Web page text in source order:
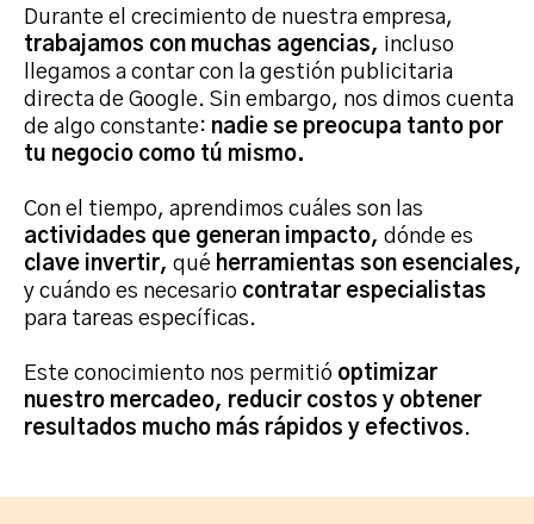
Durante el crecimiento de nuestra empresa,
trabajamos con muchas agencias, incluso
llegamos a contar con la gestión publicitaria
directa de Google. Sin embargo, nos dimos cuenta
de algo constante: nadie se preocupa tanto por
tu negocio como tú mismo.
Con el tiempo, aprendimos cuáles son las
actividades que generan impacto, dónde es
clave invertir, qué herramientas son esenciales,
y cuándo es necesario contratar especialistas
para tareas específicas.
Este conocimiento nos permitió optimizar
nuestro mercadeo, reducir costos y obtener
resultados mucho más rápidos y efectivos.